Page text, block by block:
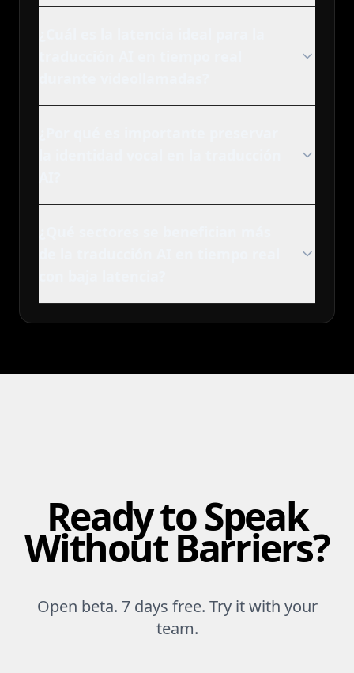
Ready to Speak
Without Barriers?
Open beta. 7 days free. Try it with your
team.